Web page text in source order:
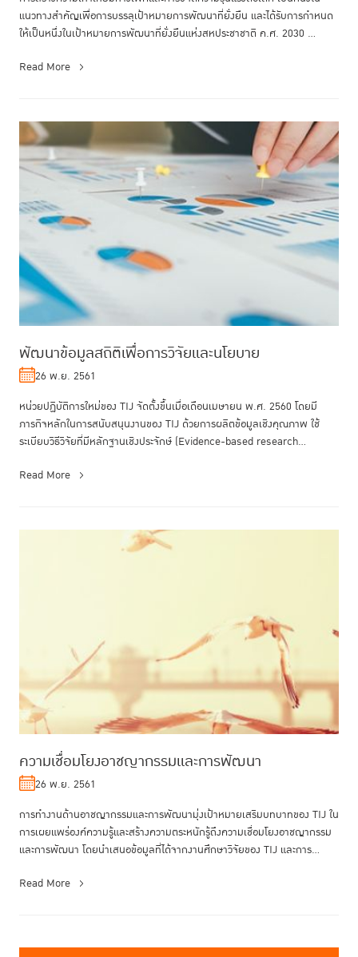
แนวทางสำคัญเพื่อการบรรลุเป้าหมายการพัฒนาที่ยั่งยืน และได้รับการกำหนด
ให้เป็นหนึ่งในเป้าหมายการพัฒนาที่ยั่งยืนแห่งสหประชาชาติ ค.ศ. 2030 ...
Read More
พัฒนาข้อมูลสถิติเพื่อการวิจัยและนโยบาย
26 พ.ย. 2561
หน่วยปฏิบัติการใหม่ของ TIJ จัดตั้งขึ้นเมื่อเดือนเมษายน พ.ศ. 2560 โดยมี
ภารกิจหลักในการสนับสนุนงานของ TIJ ด้วยการผลิตข้อมูลเชิงคุณภาพ ใช้
ระเบียบวิธีวิจัยที่มีหลักฐานเชิงประจักษ์ (Evidence-based research...
Read More
ความเชื่อมโยงอาชญากรรมและการพัฒนา
26 พ.ย. 2561
การทำงานด้านอาชญากรรมและการพัฒนามุ่งเป้าหมายเสริมบทบาทของ TIJ ใน
การเผยแพร่องค์ความรู้และสร้างความตระหนักรู้ถึงความเชื่อมโยงอาชญากรรม
และการพัฒนา โดยนำเสนอข้อมูลที่ได้จากงานศึกษาวิจัยของ TIJ และการ
Read More